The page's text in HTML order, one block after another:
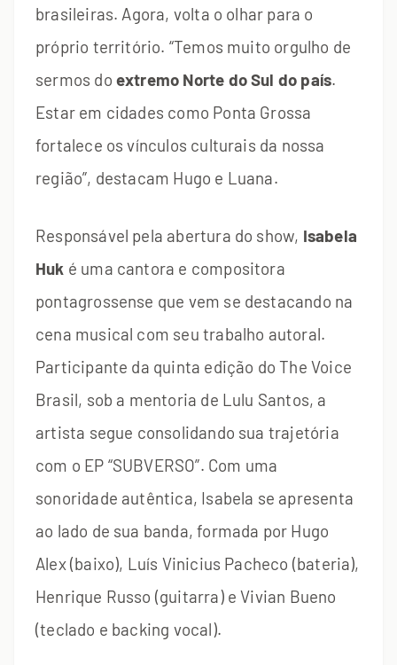
brasileiras. Agora, volta o olhar para o
próprio território. “Temos muito orgulho de
sermos do extremo Norte do Sul do país.
Estar em cidades como Ponta Grossa
fortalece os vínculos culturais da nossa
região”, destacam Hugo e Luana.
Responsável pela abertura do show, Isabela
Huk é uma cantora e compositora
pontagrossense que vem se destacando na
cena musical com seu trabalho autoral.
Participante da quinta edição do The Voice
Brasil, sob a mentoria de Lulu Santos, a
artista segue consolidando sua trajetória
com o EP “SUBVERSO”. Com uma
sonoridade autêntica, Isabela se apresenta
ao lado de sua banda, formada por Hugo
Alex (baixo), Luís Vinicius Pacheco (bateria),
Henrique Russo (guitarra) e Vivian Bueno
(teclado e backing vocal).